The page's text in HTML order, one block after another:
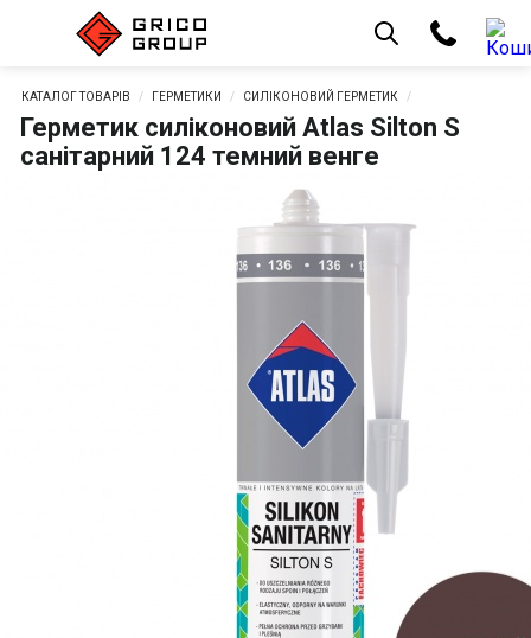
КАТАЛОГ ТОВАРІВ ГЕРМЕТИКИ СИЛІКОНОВИЙ ГЕРМЕТИК
Герметик силіконовий Atlas Silton S
санітарний 124 темний венге